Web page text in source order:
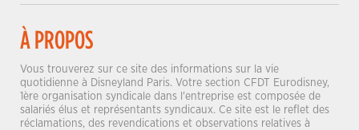
À PROPOS
Vous trouverez sur ce site des informations sur la vie
quotidienne à Disneyland Paris. Votre section CFDT Eurodisney,
1ère organisation syndicale dans l'entreprise est composée de
salariés élus et représentants syndicaux. Ce site est le reflet des
réclamations, des revendications et observations relatives à